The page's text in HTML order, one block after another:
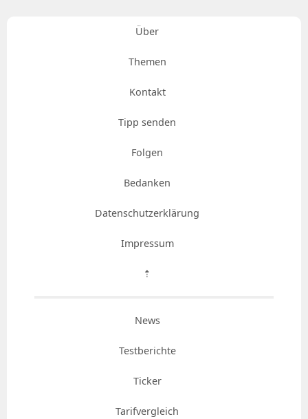
Über
Themen
Kontakt
Tipp senden
Folgen
Bedanken
Datenschutzerklärung
Impressum
⇡
News
Testberichte
Ticker
Tarifvergleich